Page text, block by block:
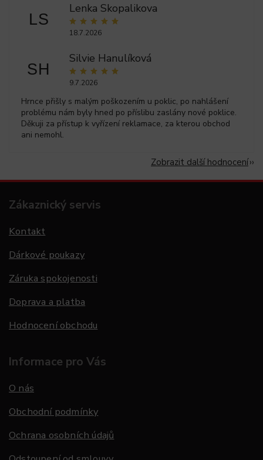
LS
Lenka Skopalikova
18.7.2026
SH
Silvie Hanulíková
9.7.2026
Hrnce přišly s malým poškozením u poklic, po nahlášení
problému nám byly hned po příslibu zaslány nové poklice.
Děkuji za přístup k vyřízení reklamace, za kterou obchod
ani nemohl.
Zobrazit další hodnocení
Zákaznický servis
Kontakt
Dárkové poukazy
Záruka spokojenosti
Doprava a platba
Hodnocení obchodu
Informace pro Vás
O nás
Obchodní podmínky
Ochrana osobních údajů